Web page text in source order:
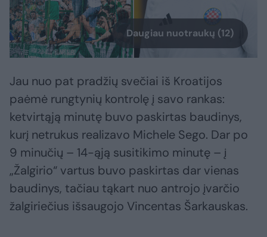
Daugiau nuotraukų (12)
Jau nuo pat pradžių svečiai iš Kroatijos
paėmė rungtynių kontrolę į savo rankas:
ketvirtąją minutę buvo paskirtas baudinys,
kurį netrukus realizavo Michele Sego. Dar po
9 minučių – 14-ąją susitikimo minutę – į
„Žalgirio“ vartus buvo paskirtas dar vienas
baudinys, tačiau tąkart nuo antrojo įvarčio
žalgiriečius išsaugojo Vincentas Šarkauskas.